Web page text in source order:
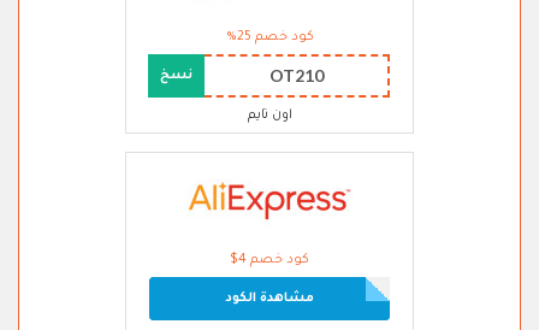
كود خصم 25%
OT210 نسخ
اون تايم
كود خصم 4$
مشاهدة الكود